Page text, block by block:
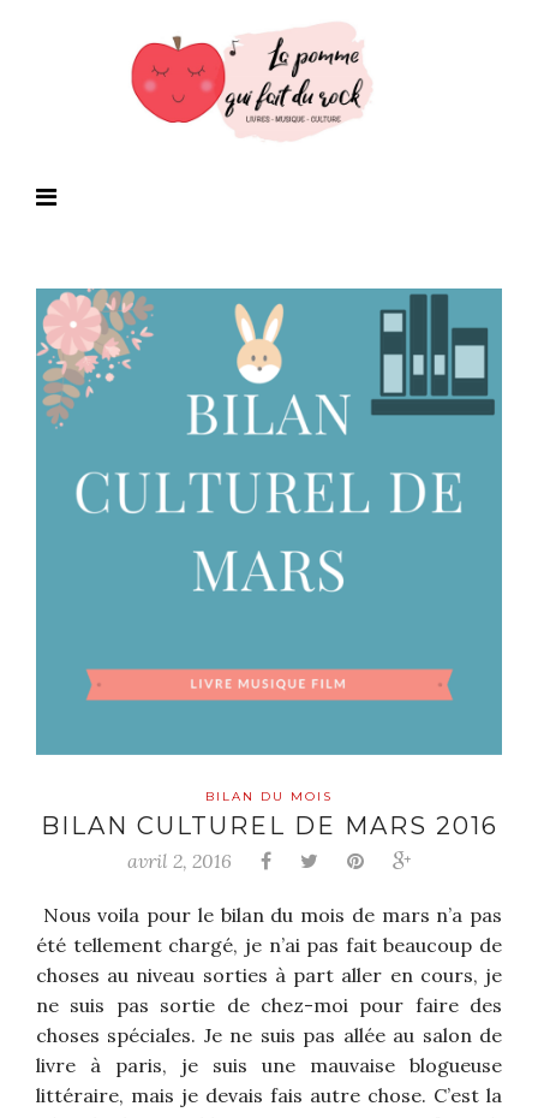
BILAN DU MOIS
BILAN CULTUREL DE MARS 2016
avril 2, 2016
Nous voila pour le bilan du mois de mars n’a pas
été tellement chargé, je n’ai pas fait beaucoup de
choses au niveau sorties à part aller en cours, je
ne suis pas sortie de chez-moi pour faire des
choses spéciales. Je ne suis pas allée au salon de
livre à paris, je suis une mauvaise blogueuse
littéraire, mais je devais fais autre chose. C’est la